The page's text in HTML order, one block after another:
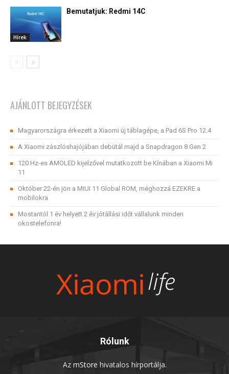
Hírek
Bemutatjuk: Redmi 14C
AJÁNLOTT BEJEGYZÉSEK
Magyarországra érkezett a Xiaomi új táblagépe, a Pad 6S Pro 12.4
A Xiaomi zászlóshajójában debütál majd a Snapdragon 8 Gen 2
120 Hz-es AMOLED kijelzővel mutatkozott be Kínában a Xiaomi Mi
11
Október 22-én jön a MIUI 11 Global ROM, méghozzá EZEKRE a
mobilokra
Mostantól 1 év helyett 2 év jótállási időt vállalunk minden
okostelefonra!
Rólunk
Az mStore hivatalos hírportálja.